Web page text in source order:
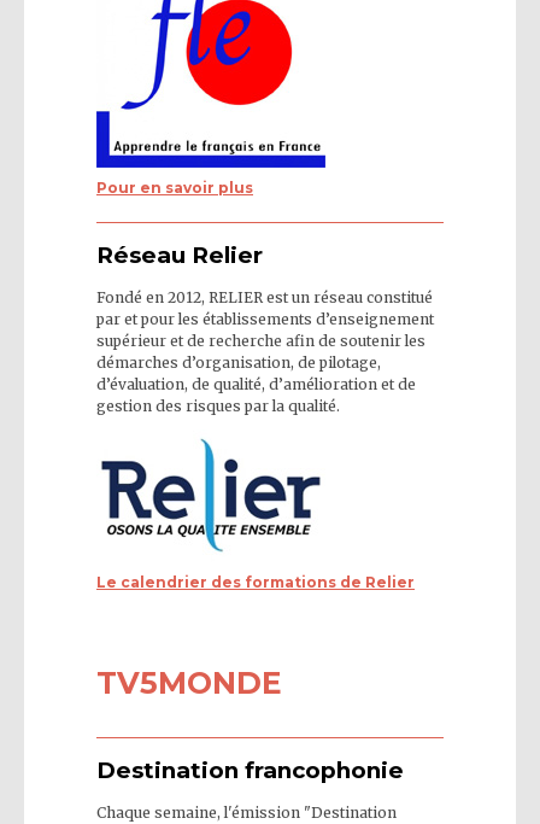
Pour en savoir plus
Réseau Relier
Fondé en 2012, RELIER est un réseau constitué
par et pour les établissements d’enseignement
supérieur et de recherche afin de soutenir les
démarches d’organisation, de pilotage,
d’évaluation, de qualité, d’amélioration et de
gestion des risques par la qualité.
Le calendrier des formations de Relier
TV5MONDE
Destination francophonie
Chaque semaine, l'émission "Destination